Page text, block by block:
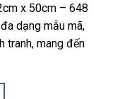
x 50cm – 648
dạng mẫu mã,
tranh, mang đến